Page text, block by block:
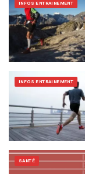
INFOS ENTRAINEMENT
INFOS ENTRAINEMENT
SANTÉ